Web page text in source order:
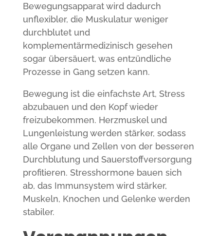
Bewegungsapparat wird dadurch
unflexibler, die Muskulatur weniger
durchblutet und
komplementärmedizinisch gesehen
sogar übersäuert, was entzündliche
Prozesse in Gang setzen kann.
Bewegung ist die einfachste Art, Stress
abzubauen und den Kopf wieder
freizubekommen. Herzmuskel und
Lungenleistung werden stärker, sodass
alle Organe und Zellen von der besseren
Durchblutung und Sauerstoffversorgung
profitieren. Stresshormone bauen sich
ab, das Immunsystem wird stärker,
Muskeln, Knochen und Gelenke werden
stabiler.